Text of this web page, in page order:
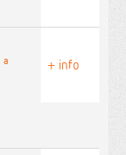
a
+ info